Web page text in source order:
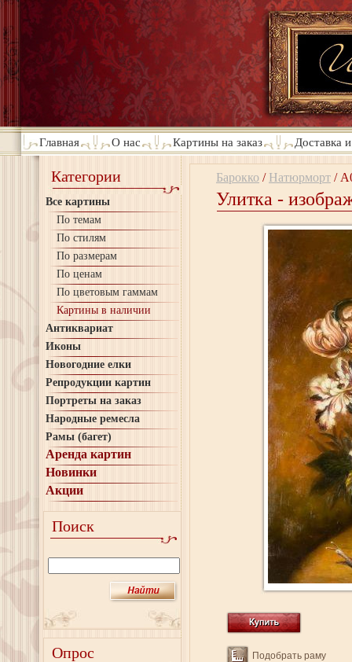
Главная О нас Картины на заказ Доставка
Категории
Все картины
По темам
По стилям
По размерам
По ценам
По цветовым гаммам
Картины в наличии
Антиквариат
Иконы
Новогодние елки
Репродукции картин
Портреты на заказ
Народные ремесла
Рамы (багет)
Аренда картин
Новинки
Акции
Поиск
Опрос
Барокко / Натюрморт /
Улитка -
Подобрать раму